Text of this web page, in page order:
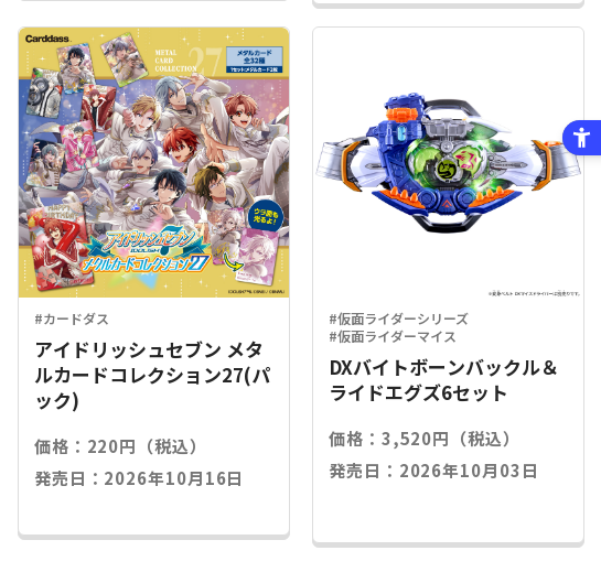
#カードダス
アイドリッシュセブン メタ
ルカードコレクション27(パ
ック)
価格：220円（税込）
発売日：2026年10月16日
#仮面ライダーシリーズ
#仮面ライダーマイス
DXバイトボーンバックル＆
ライドエグズ6セット
価格：3,520円（税込）
発売日：2026年10月03日